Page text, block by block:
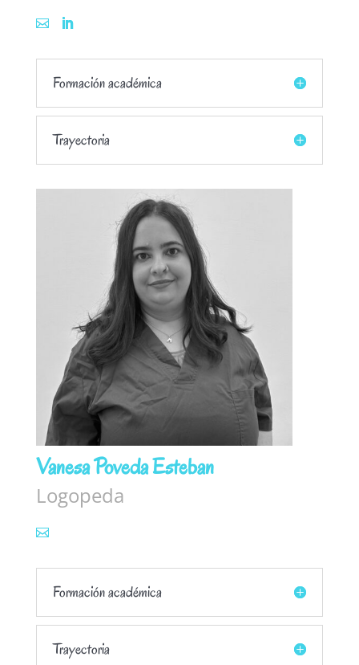
Formación académica
Trayectoria
Vanesa Poveda Esteban
Logopeda
Formación académica
Trayectoria